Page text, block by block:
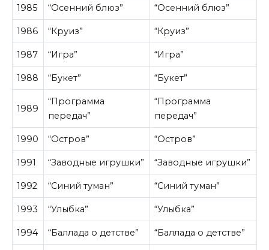
1985 “Осенний блюз” “Осенний блюз”
1986 “Круиз” “Круиз”
1987 “Игра” “Игра”
1988 “Букет” “Букет”
1989
“Программа
передач”
“Программа
передач”
1990 “Остров” “Остров”
1991 “Заводные игрушки” “Заводные игрушки”
1992 “Синий туман” “Синий туман”
1993 “Улыбка” “Улыбка”
1994 “Баллада о детстве” “Баллада о детстве”